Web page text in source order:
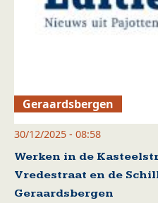
Geraardsbergen
30/12/2025 - 08:58
Werken in de
Vredestraat en de
Geraardsbergen